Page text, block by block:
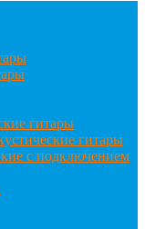
гитары
гитары
с подключением